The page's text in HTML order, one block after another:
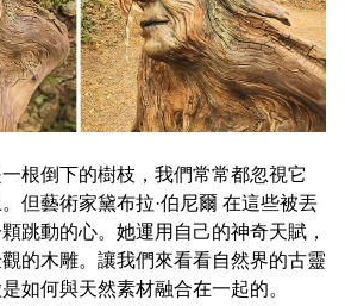
根倒下的樹枝，我們常常都忽視它
但藝術家黛布拉·伯尼爾 在這些被丟
跳動的心。她運用自己的神奇天賦，
的木雕。讓我們來看看自然界的古靈
如何與天然素材融合在一起的。